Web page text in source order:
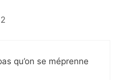
qu’on se méprenne